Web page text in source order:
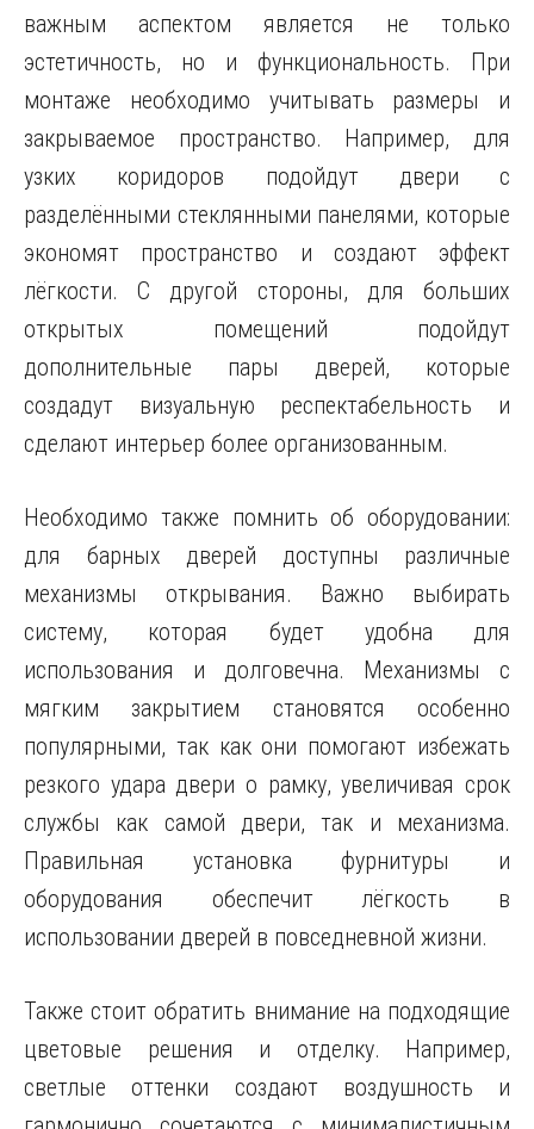
важным аспектом является не только
эстетичность, но и функциональность. При
монтаже необходимо учитывать размеры и
закрываемое пространство. Например, для
узких коридоров подойдут двери с
разделёнными стеклянными панелями, которые
экономят пространство и создают эффект
лёгкости. С другой стороны, для больших
открытых помещений подойдут
дополнительные пары дверей, которые
создадут визуальную респектабельность и
сделают интерьер более организованным.
Необходимо также помнить об оборудовании:
для барных дверей доступны различные
механизмы открывания. Важно выбирать
систему, которая будет удобна для
использования и долговечна. Механизмы с
мягким закрытием становятся особенно
популярными, так как они помогают избежать
резкого удара двери о рамку, увеличивая срок
службы как самой двери, так и механизма.
Правильная установка фурнитуры и
оборудования обеспечит лёгкость в
использовании дверей в повседневной жизни.
Также стоит обратить внимание на подходящие
цветовые решения и отделку. Например,
светлые оттенки создают воздушность и